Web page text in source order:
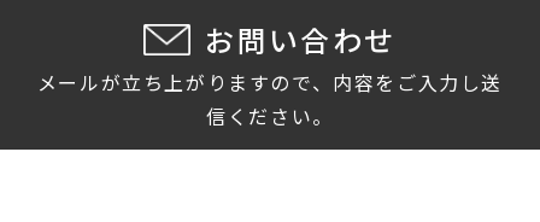
お問い合わせ
メールが立ち上がりますので、内容をご入力し送
信ください。